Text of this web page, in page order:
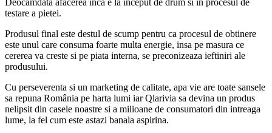
testare a pietei.
Produsul final este destul de scump pentru ca procesul de obtinere
este unul care consuma foarte multa energie, insa pe masura ce
cererea va creste si pe piata interna, se preconizeaza ieftiniri ale
produsului.
Cu perseverenta si un marketing de calitate, apa vie are toate sansele
sa repuna România pe harta lumi iar Qlarivia sa devina un produs
nelipsit din casele noastre si a milioane de consumatori din intreaga
lume, la fel cum este astazi banala aspirina.